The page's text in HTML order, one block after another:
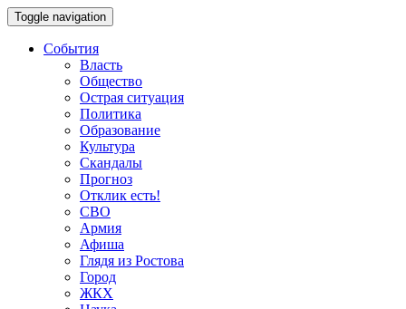
Toggle navigation
События
Власть
Общество
Острая ситуация
Политика
Образование
Культура
Скандалы
Прогноз
Отклик есть!
СВО
Армия
Афиша
Глядя из Ростова
Город
ЖКХ